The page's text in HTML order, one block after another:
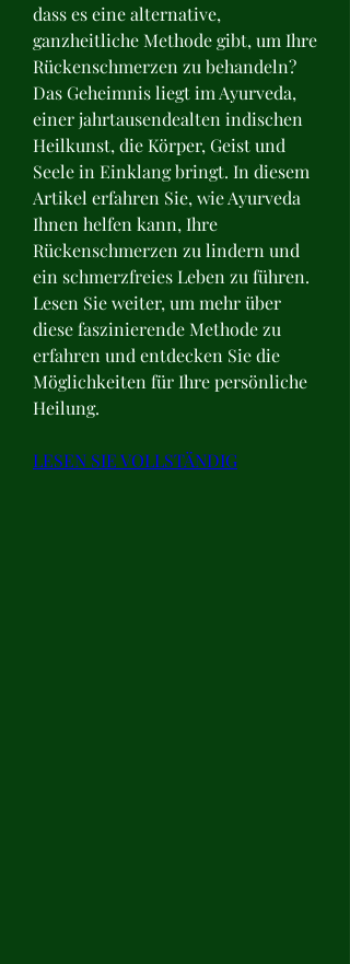
dass es eine alternative,
ganzheitliche Methode gibt, um Ihre
Rückenschmerzen zu behandeln?
Das Geheimnis liegt im Ayurveda,
einer jahrtausendealten indischen
Heilkunst, die Körper, Geist und
Seele in Einklang bringt. In diesem
Artikel erfahren Sie, wie Ayurveda
Ihnen helfen kann, Ihre
Rückenschmerzen zu lindern und
ein schmerzfreies Leben zu führen.
Lesen Sie weiter, um mehr über
diese faszinierende Methode zu
erfahren und entdecken Sie die
Möglichkeiten für Ihre persönliche
Heilung.
LESEN SIE VOLLSTÄNDIG